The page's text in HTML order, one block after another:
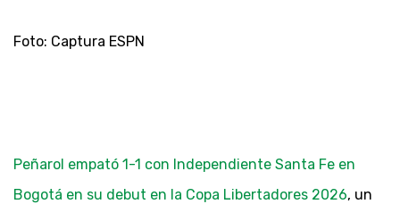
Foto: Captura ESPN
Peñarol empató 1-1 con Independiente Santa Fe en
Bogotá en su debut en la Copa Libertadores 2026, un